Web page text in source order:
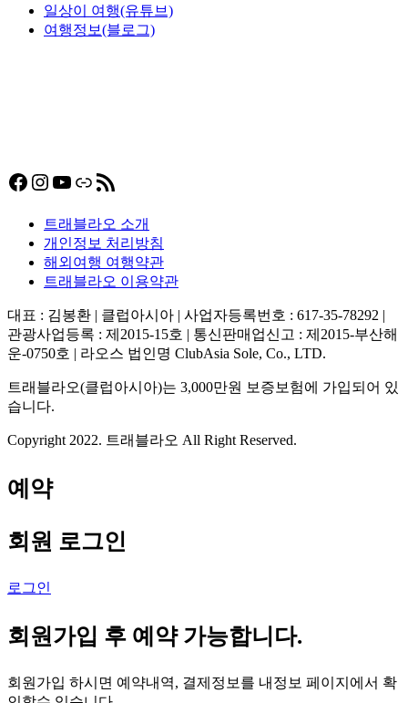
일상이 여행(유튜브)
여행정보(블로그)
Facebook
Instagram
YouTube
링크RSS 피드
트래블라오 소개
개인정보 처리방침
해외여행 여행약관
트래블라오 이용약관
대표 : 김봉환 | 클럽아시아 | 사업자등록번호 : 617-35-78292 |
관광사업등록 : 제2015-15호 | 통신판매업신고 : 제2015-부산해
운-0750호 | 라오스 법인명 ClubAsia Sole, Co., LTD.
트래블라오(클럽아시아)는 3,000만원 보증보험에 가입되어 있
습니다.
Copyright 2022. 트래블라오 All Right Reserved.
예약
회원 로그인
로그인
회원가입 후 예약 가능합니다.
회원가입 하시면 예약내역, 결제정보를 내정보 페이지에서 확